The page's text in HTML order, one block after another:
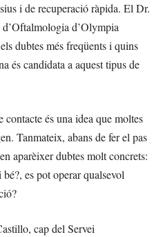
i de recuperació ràpida. El Dr.
d’Olympia
dubtes més freqüents i quins
és candidata a aquest tipus de
contacte és una idea que moltes
Tanmateix, abans de fer el pas
aparèixer dubtes molt concrets:
es pot operar qualsevol
cap del Servei